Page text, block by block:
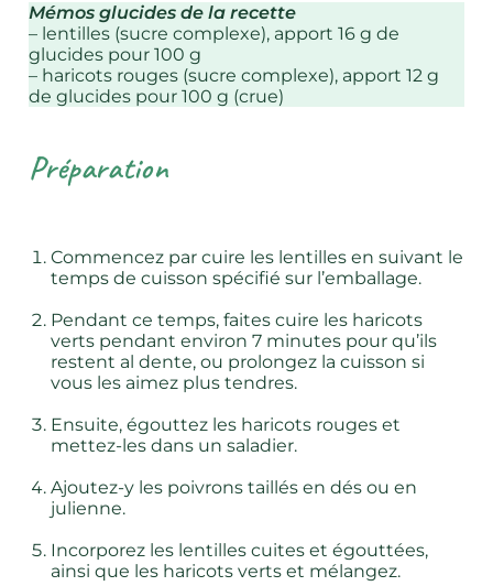
Mémos glucides de la recette
– lentilles (sucre complexe), apport 16 g de
glucides pour 100 g
– haricots rouges (sucre complexe), apport 12 g
de glucides pour 100 g (crue)
Préparation
Commencez par cuire les lentilles en suivant le
temps de cuisson spécifié sur l’emballage.
Pendant ce temps, faites cuire les haricots
verts pendant environ 7 minutes pour qu’ils
restent al dente, ou prolongez la cuisson si
vous les aimez plus tendres.
Ensuite, égouttez les haricots rouges et
mettez-les dans un saladier.
Ajoutez-y les poivrons taillés en dés ou en
julienne.
Incorporez les lentilles cuites et égouttées,
ainsi que les haricots verts et mélangez.